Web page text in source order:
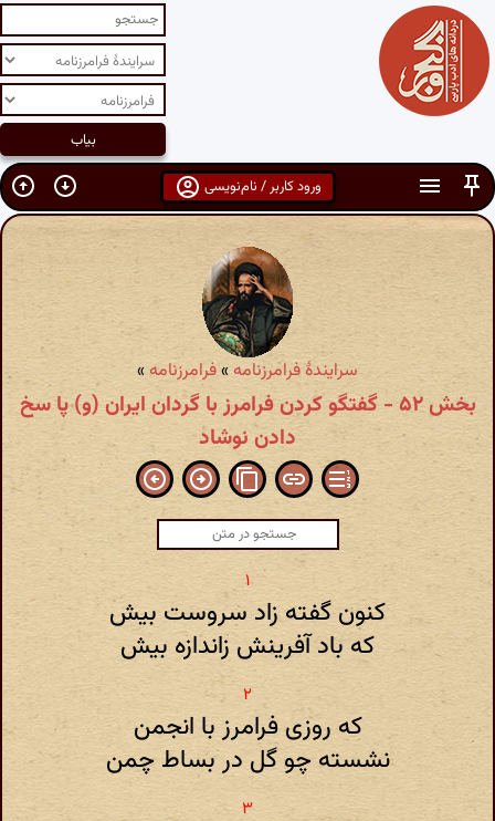
ورود کاربر / نام‌نویسی
سرایندهٔ فرامرزنامه»فرامرزنامه»
بخش ۵۲ - گفتگو کردن فرامرز با گردان ایران (و) پا سخ
دادن نوشاد
کنون گفته زاد سروست بیش
که باد آفرینش زاندازه بیش
که روزی فرامرز با انجمن
نشسته چو گل در بساط چمن